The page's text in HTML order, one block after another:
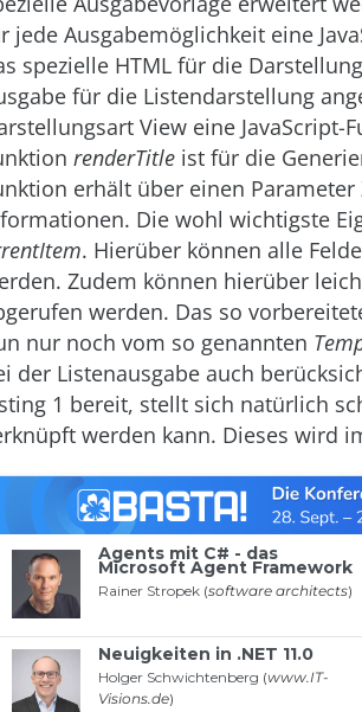
jede Ausgabemöglichkeit eine
spezielle HTML für die
für die Listendarstellung
View eine JavaScript-
renderTitle ist für die
erhält über einen
Die wohl wichtigste
. Hierüber können alle
Zudem können hierüber
werden. Das so
nur noch vom so genannten
der Listenausgabe auch
1 bereit, stellt sich natürlich
werden kann. Dieses wird